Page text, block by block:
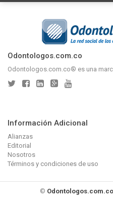
Odontologos.com.co
Odontologos.com.co® es una
Información Adicional
Alianzas
Editorial
Nosotros
Términos y condiciones de uso
© Odontologos.com.co